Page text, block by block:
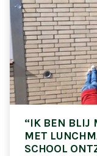
“IK BEN BLIJ
MET
SCHOOL